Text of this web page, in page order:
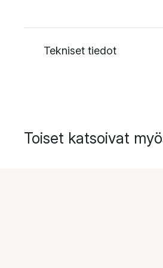
Tekniset tiedot
Toiset katsoivat